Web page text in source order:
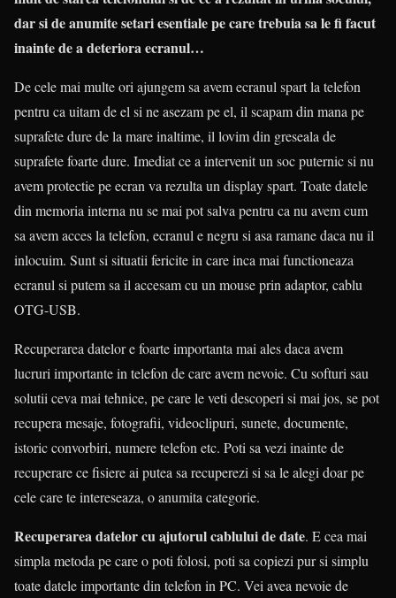
dar si de anumite setari esentiale pe care trebuia sa le fi facut
inainte de a deteriora ecranul…
De cele mai multe ori ajungem sa avem ecranul spart la telefon
pentru ca uitam de el si ne asezam pe el, il scapam din mana pe
suprafete dure de la mare inaltime, il lovim din greseala de
suprafete foarte dure. Imediat ce a intervenit un soc puternic si nu
avem protectie pe ecran va rezulta un display spart. Toate datele
din memoria interna nu se mai pot salva pentru ca nu avem cum
sa avem acces la telefon, ecranul e negru si asa ramane daca nu il
inlocuim. Sunt si situatii fericite in care inca mai functioneaza
ecranul si putem sa il accesam cu un mouse prin adaptor, cablu
OTG-USB.
Recuperarea datelor e foarte importanta mai ales daca avem
lucruri importante in telefon de care avem nevoie. Cu softuri sau
solutii ceva mai tehnice, pe care le veti descoperi si mai jos, se pot
recupera mesaje, fotografii, videoclipuri, sunete, documente,
istoric convorbiri, numere telefon etc. Poti sa vezi inainte de
recuperare ce fisiere ai putea sa recuperezi si sa le alegi doar pe
cele care te intereseaza, o anumita categorie.
Recuperarea datelor cu ajutorul cablului de date. E cea mai
simpla metoda pe care o poti folosi, poti sa copiezi pur si simplu
toate datele importante din telefon in PC. Vei avea nevoie de